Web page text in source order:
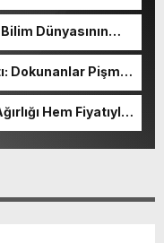
Dünyasının
Dokunanlar Pişman
Hem Fiyatıyla